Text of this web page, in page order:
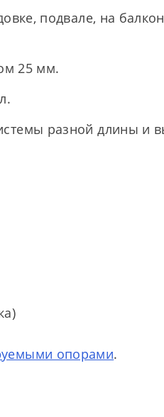
подвале, на
25 мм.
разной длины и
опорами.